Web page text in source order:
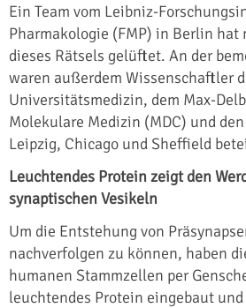
Ein Team vom Leibniz-
Pharmakologie (FMP) in Berlin hat
dieses Rätsels gelüftet. An der
waren außerdem Wissenschaftler
Universitätsmedizin, dem Max-
Molekulare Medizin (MDC) und
Leipzig, Chicago und Sheffield
Leuchtendes Protein zeigt den
synaptischen Vesikeln
Um die Entstehung von
nachverfolgen zu können, haben
humanen Stammzellen per
leuchtendes Protein eingebaut und